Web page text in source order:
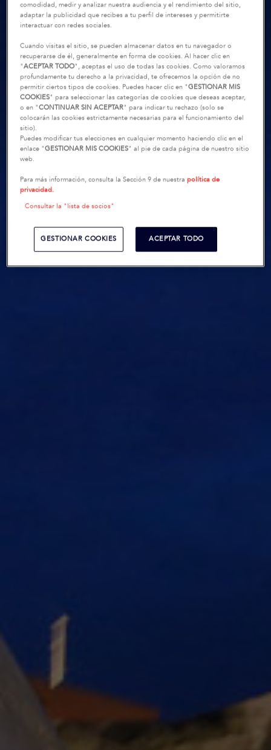
comodidad, medir y analizar nuestra audiencia y el rendimiento del sitio,
adaptar la publicidad que recibes a tu perfil de intereses y permitirte
interactuar con redes sociales.
Cuando visitas el sitio, se pueden almacenar datos en tu navegador o
recuperarse de él, generalmente en forma de cookies. Al hacer clic en
"ACEPTAR TODO", aceptas el uso de todas las cookies. Como valoramos
profundamente tu derecho a la privacidad, te ofrecemos la opción de no
permitir ciertos tipos de cookies. Puedes hacer clic en "GESTIONAR MIS
COOKIES" para seleccionar las categorías de cookies que deseas aceptar,
o en "CONTINUAR SIN ACEPTAR" para indicar tu rechazo (solo se
colocarán las cookies estrictamente necesarias para el funcionamiento del
sitio).
Puedes modificar tus elecciones en cualquier momento haciendo clic en el
enlace "GESTIONAR MIS COOKIES" al pie de cada página de nuestro sitio
web.
Para más información, consulta la Sección 9 de nuestrapolítica de
privacidad.
Consultar la "lista de socios"
GESTIONAR COOKIES ACEPTAR TODO